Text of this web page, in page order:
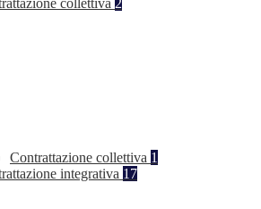
collettiva 2
Contrattazione collettiva 1
integrativa 17